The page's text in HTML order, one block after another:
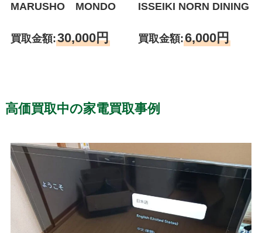
MARUSHO MONDO
買取金額:30,000円
ISSEIKI NORN DINING
買取金額:6,000円
高価買取中の家電買取事例